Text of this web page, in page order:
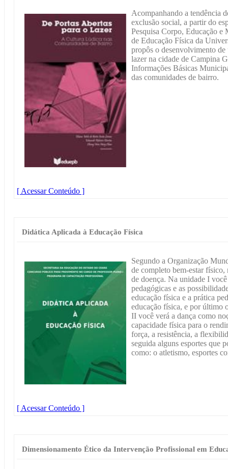
Acompanhando a tendência
exclusão social, a partir do
Pesquisa Corpo, Educação
de Educação Física da
propôs o desenvolvimento de
lazer na cidade de Campina
Informações Básicas
das comunidades de bairro.
[ Acessar Conteúdo ]
Didática Aplicada à Educação Física
Segundo a Organização
de completo bem-estar físico,
de doença. Na unidade I
pedagógicas e as
educação física e a prática
educação física, e por último
II você verá a dança como
capacidade física para o
força, a resistência, a
seguida alguns esportes que
como: o atletismo, esportes
[ Acessar Conteúdo ]
Dimensionamento Ético da Intervenção Profissional em